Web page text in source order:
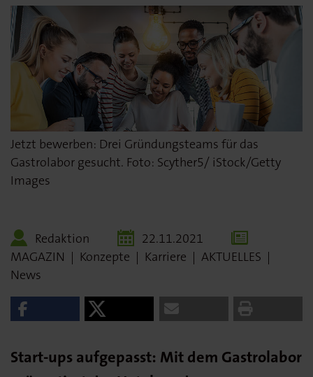
Jetzt bewerben: Drei Gründungsteams für das
Gastrolabor gesucht. Foto: Scyther5/ iStock/Getty
Images
Redaktion
22.11.2021
MAGAZIN | Konzepte | Karriere | AKTUELLES |
News
Start-ups aufgepasst: Mit dem Gastrolabor